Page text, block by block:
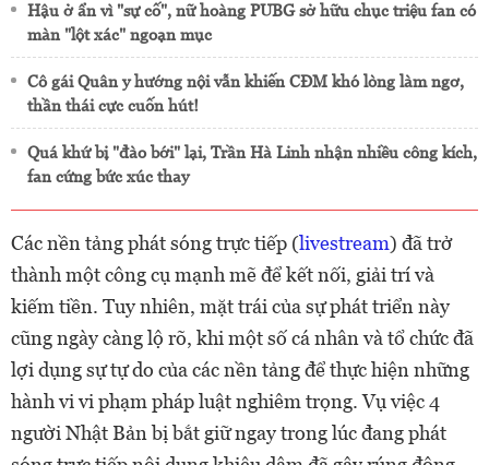
Hậu ở ẩn vì "sự cố", nữ hoàng PUBG sở hữu chục triệu fan có
màn "lột xác" ngoạn mục
Cô gái Quân y hướng nội vẫn khiến CĐM khó lòng làm ngơ,
thần thái cực cuốn hút!
Quá khứ bị "đào bới" lại, Trần Hà Linh nhận nhiều công kích,
fan cứng bức xúc thay
Các nền tảng phát sóng trực tiếp (livestream) đã trở
thành một công cụ mạnh mẽ để kết nối, giải trí và
kiếm tiền. Tuy nhiên, mặt trái của sự phát triển này
cũng ngày càng lộ rõ, khi một số cá nhân và tổ chức đã
lợi dụng sự tự do của các nền tảng để thực hiện những
hành vi vi phạm pháp luật nghiêm trọng. Vụ việc 4
người Nhật Bản bị bắt giữ ngay trong lúc đang phát